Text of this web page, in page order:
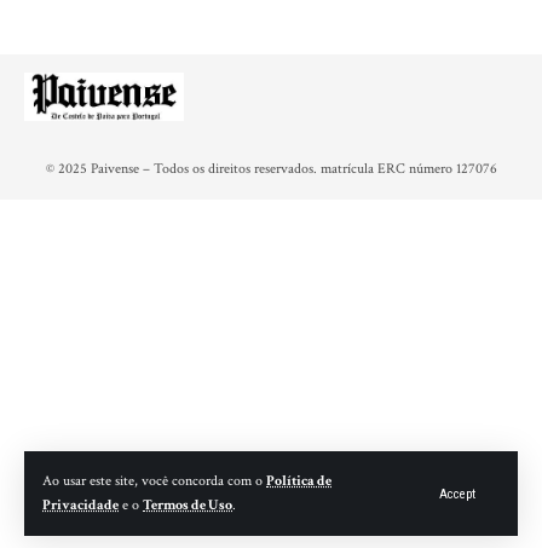
Ao usar este site, você concorda com o Política de
Privacidade e o Termos de Uso.
Accept
© 2025 Paivense – Todos os direitos reservados. matrícula ERC número 127076